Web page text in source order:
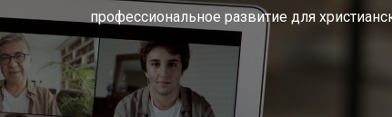
профессиональное развитие для